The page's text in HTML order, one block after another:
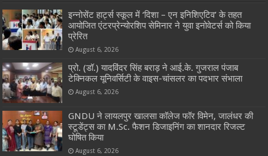
इन्नोसेंट हार्ट्स स्कूल में ‘दिशा – एन इनिशिएटिव’ के तहत
आयोजित एंटरप्रेन्योरशिप सेमिनार ने युवा इनोवेटर्स को किया
प्रेरित
August 6, 2026
प्रो. (डॉ.) यादविंदर सिंह बराड़ ने आई.के. गुजराल पंजाब
टेक्निकल यूनिवर्सिटी के वाइस-चांसलर का पदभार संभाला
August 6, 2026
GNDU ने लायलपुर खालसा कॉलेज फॉर विमेन, जालंधर की
स्टूडेंट्स का M.Sc. फैशन डिजाइनिंग का शानदार रिजल्ट
घोषित किया
August 6, 2026